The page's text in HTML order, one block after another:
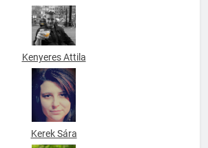
Kenyeres Attila
Kerek Sára